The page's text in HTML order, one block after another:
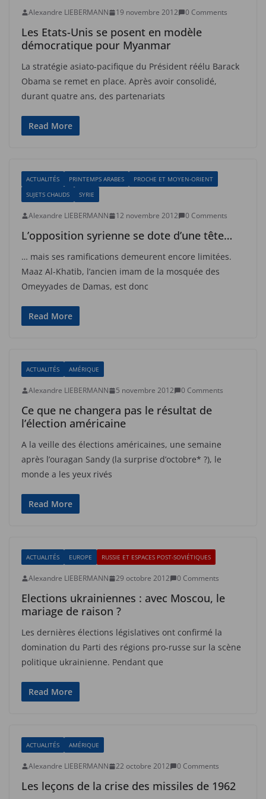
Alexandre LIEBERMANN 19 novembre 2012 0 Comments
Les Etats-Unis se posent en modèle
démocratique pour Myanmar
La stratégie asiato-pacifique du Président réélu Barack
Obama se remet en place. Après avoir consolidé,
durant quatre ans, des partenariats
Read More
ACTUALITÉS PRINTEMPS ARABES
PROCHE ET MOYEN-ORIENT
SUJETS CHAUDS
SYRIE
Alexandre LIEBERMANN 12 novembre 2012 0 Comments
L’opposition syrienne se dote d’une tête…
… mais ses ramifications demeurent encore limitées.
Maaz Al-Khatib, l’ancien imam de la mosquée des
Omeyyades de Damas, est donc
Read More
ACTUALITÉS AMÉRIQUE
Alexandre LIEBERMANN 5 novembre 2012 0 Comments
Ce que ne changera pas le résultat de
l’élection américaine
A la veille des élections américaines, une semaine
après l’ouragan Sandy (la surprise d’octobre* ?), le
monde a les yeux rivés
Read More
ACTUALITÉS EUROPE RUSSIE ET ESPACES POST-SOVIÉTIQUES
Alexandre LIEBERMANN 29 octobre 2012 0 Comments
Elections ukrainiennes : avec Moscou, le
mariage de raison ?
Les dernières élections législatives ont confirmé la
domination du Parti des régions pro-russe sur la scène
politique ukrainienne. Pendant que
Read More
ACTUALITÉS AMÉRIQUE
Alexandre LIEBERMANN 22 octobre 2012 0 Comments
Les leçons de la crise des missiles de 1962